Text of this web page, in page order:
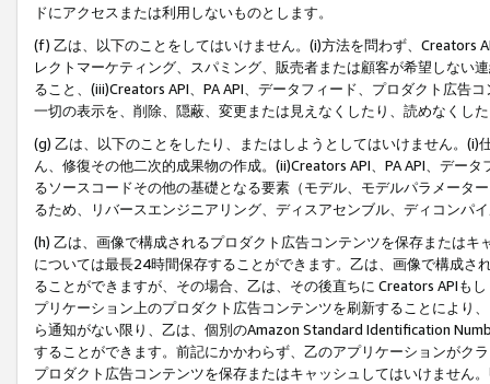
ドにアクセスまたは利用しないものとします。
(f) 乙は、以下のことをしてはいけません。(i)方法を問わず、Creators
レクトマーケティング、スパミング、販売者または顧客が希望しない
ること、(iii)Creators API、PA API、データフィード、プロダクト広告
一切の表示を、削除、隠蔽、変更または見えなくしたり、読めなくし
(g) 乙は、以下のことをしたり、またはしようとしてはいけません。
ん、修復その他二次的成果物の作成。(ii)Creators API、PA API、デー
るソースコードその他の基礎となる要素（モデル、モデルパラメータ
るため、リバースエンジニアリング、ディスアセンブル、ディコンパ
(h) 乙は、画像で構成されるプロダクト広告コンテンツを保存または
については最長24時間保存することができます。乙は、画像で構成
ることができますが、その場合、乙は、その後直ちに Creators APIも
プリケーション上のプロダクト広告コンテンツを刷新することにより
ら通知がない限り、乙は、個別のAmazon Standard Identification
することができます。前記にかかわらず、乙のアプリケーションがク
プロダクト広告コンテンツを保存またはキャッシュしてはいけません